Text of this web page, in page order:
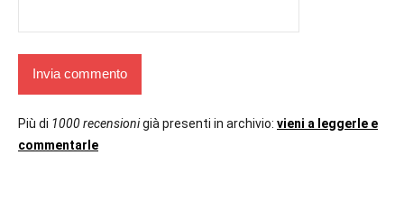
Più di 1000 recensionigià presenti in archivio: vieni a leggerle e
commentarle